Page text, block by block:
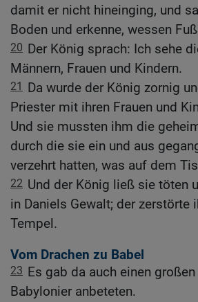
damit er nicht hineinging, und
Boden und erkenne, wessen
20 Der König sprach: Ich sehe
Männern, Frauen und Kindern.
21
Da wurde der König zornig
Priester mit ihren Frauen und
Und sie mussten ihm die
durch die sie ein und aus
verzehrt hatten, was auf dem
22 Und der König ließ sie töten
in Daniels Gewalt; der zerstörte
Tempel.
Vom Drachen zu Babel
23 Es gab da auch einen
Babylonier anbeteten.